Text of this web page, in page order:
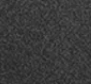
Coturno Acero .50 - Preto
Esgotado